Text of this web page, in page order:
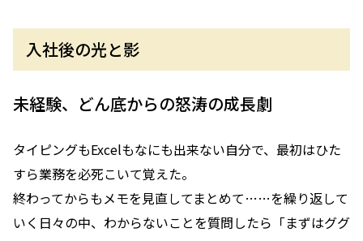
入社後の光と影
未経験、どん底からの怒涛の成長劇
タイピングもExcelもなにも出来ない自分で、最初はひた
すら業務を必死こいて覚えた。
終わってからもメモを見直してまとめて……を繰り返して
いく日々の中、わからないことを質問したら「まずはググ